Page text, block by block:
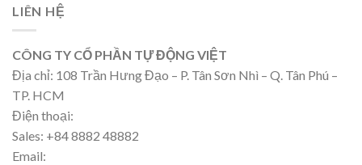
LIÊN HỆ
CÔNG TY CỔ PHẦN TỰ ĐỘNG VIỆT
Địa chỉ: 108 Trần Hưng Đạo – P. Tân Sơn Nhì – Q. Tân Phú –
TP. HCM
Điện thoại:
Sales: +84 8882 48882
Email: